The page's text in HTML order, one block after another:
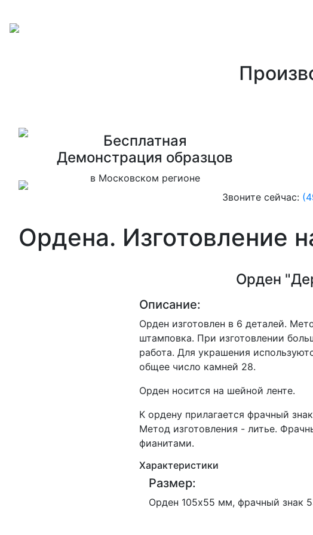
Бесплатная
Дeмонстрация образцов
в Московском регионе
Звоните сейчас:
Ордена. Изготовление
Орден
Описание:
Орден изготовлен в 6 деталей.
штамповка. При изготовлении
работа. Для украшения
общее число камней 28.
Орден носится на шейной ленте.
К ордену прилагается фрачный
Метод изготовления - литье.
фианитами.
Характеристики
Размер:
Орден 105x55 мм, фрачный знак